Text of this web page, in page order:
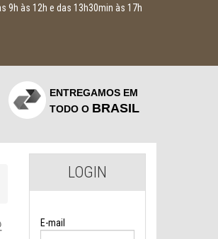
9h às 12h e das 13h30min às 17h
ENTREGAMOS EM
TODO O BRASIL
LOGIN
E-mail